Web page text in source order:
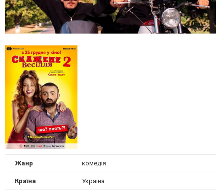
Жанр комедія
Країна Україна